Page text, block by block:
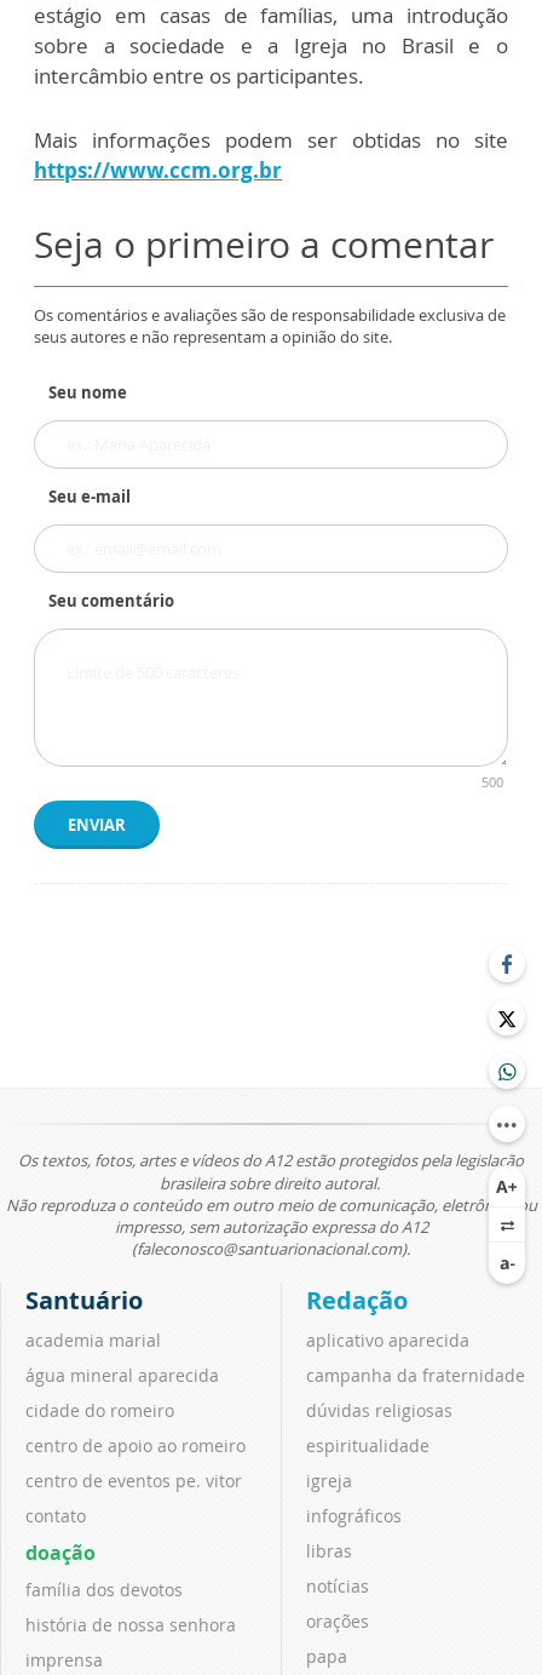
estágio em casas de famílias, uma introdução
sobre a sociedade e a Igreja no Brasil e o
intercâmbio entre os participantes.
Mais informações podem ser obtidas no site
https://www.ccm.org.br
Seja o primeiro a comentar
Os comentários e avaliações são de responsabilidade exclusiva de
seus autores e não representam a opinião do site.
Seu nome
Seu e-mail
Seu comentário
500
ENVIAR
Os textos, fotos, artes e vídeos do A12 estão protegidos pela legislação
brasileira sobre direito autoral.
Não reproduza o conteúdo em outro meio de comunicação, eletrônico ou
impresso, sem autorização expressa do A12
(faleconosco@santuarionacional.com).
Santuário
academia marial
água mineral aparecida
cidade do romeiro
centro de apoio ao romeiro
centro de eventos pe. vitor
contato
doação
família dos devotos
história de nossa senhora
imprensa
Redação
aplicativo aparecida
campanha da fraternidade
dúvidas religiosas
espiritualidade
igreja
infográficos
libras
notícias
orações
papa